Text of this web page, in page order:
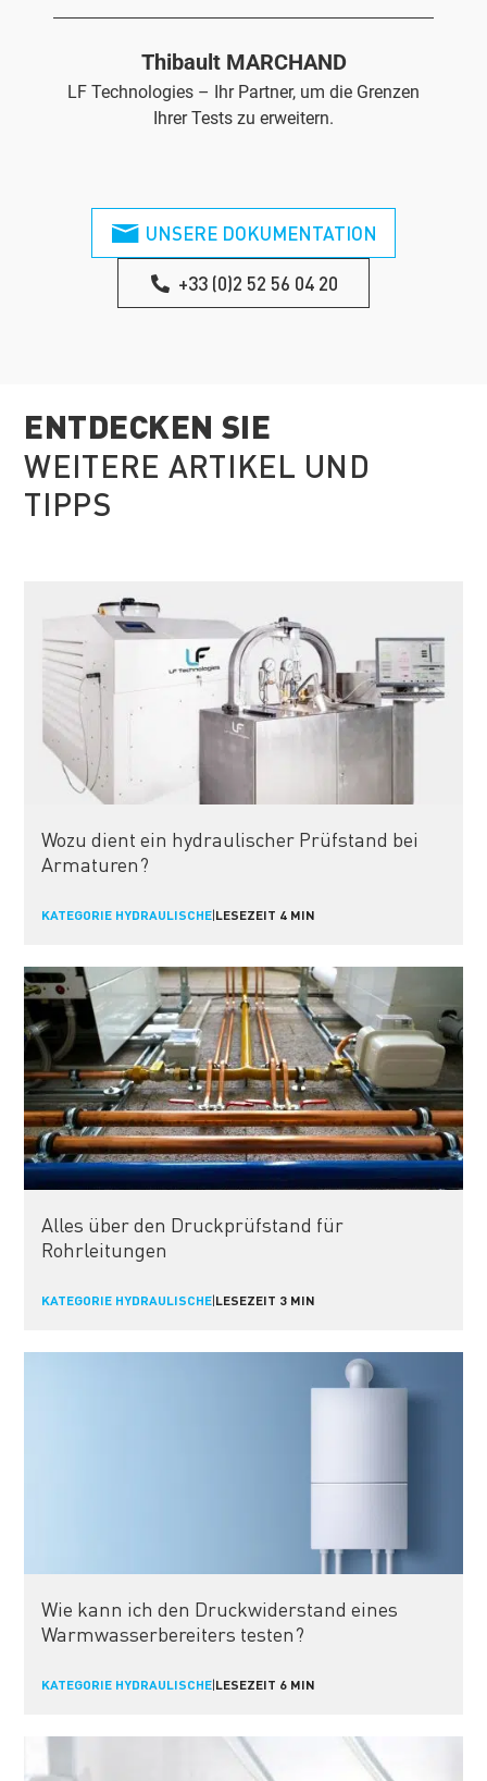
Thibault MARCHAND
LF Technologies – Ihr Partner, um die Grenzen
Ihrer Tests zu erweitern.
UNSERE DOKUMENTATION
+33 (0)2 52 56 04 20
ENTDECKEN SIE
WEITERE ARTIKEL UND
TIPPS
Wozu dient ein hydraulischer Prüfstand bei
Armaturen?
KATEGORIE HYDRAULISCHE|LESEZEIT 4 MIN
Alles über den Druckprüfstand für
Rohrleitungen
KATEGORIE HYDRAULISCHE|LESEZEIT 3 MIN
Wie kann ich den Druckwiderstand eines
Warmwasserbereiters testen?
KATEGORIE HYDRAULISCHE|LESEZEIT 6 MIN